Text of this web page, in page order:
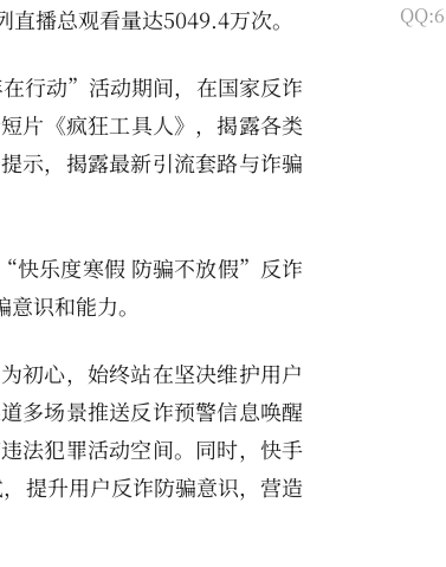
播总观看量达5049.4万次。
行动”活动期间，在国家反诈
片《疯狂工具人》，揭露各类
示，揭露最新引流套路与诈骗
快乐度寒假 防骗不放假”反诈
识和能力。
初心，始终站在坚决维护用户
多场景推送反诈预警信息唤醒
法犯罪活动空间。同时，快手
提升用户反诈防骗意识，营造